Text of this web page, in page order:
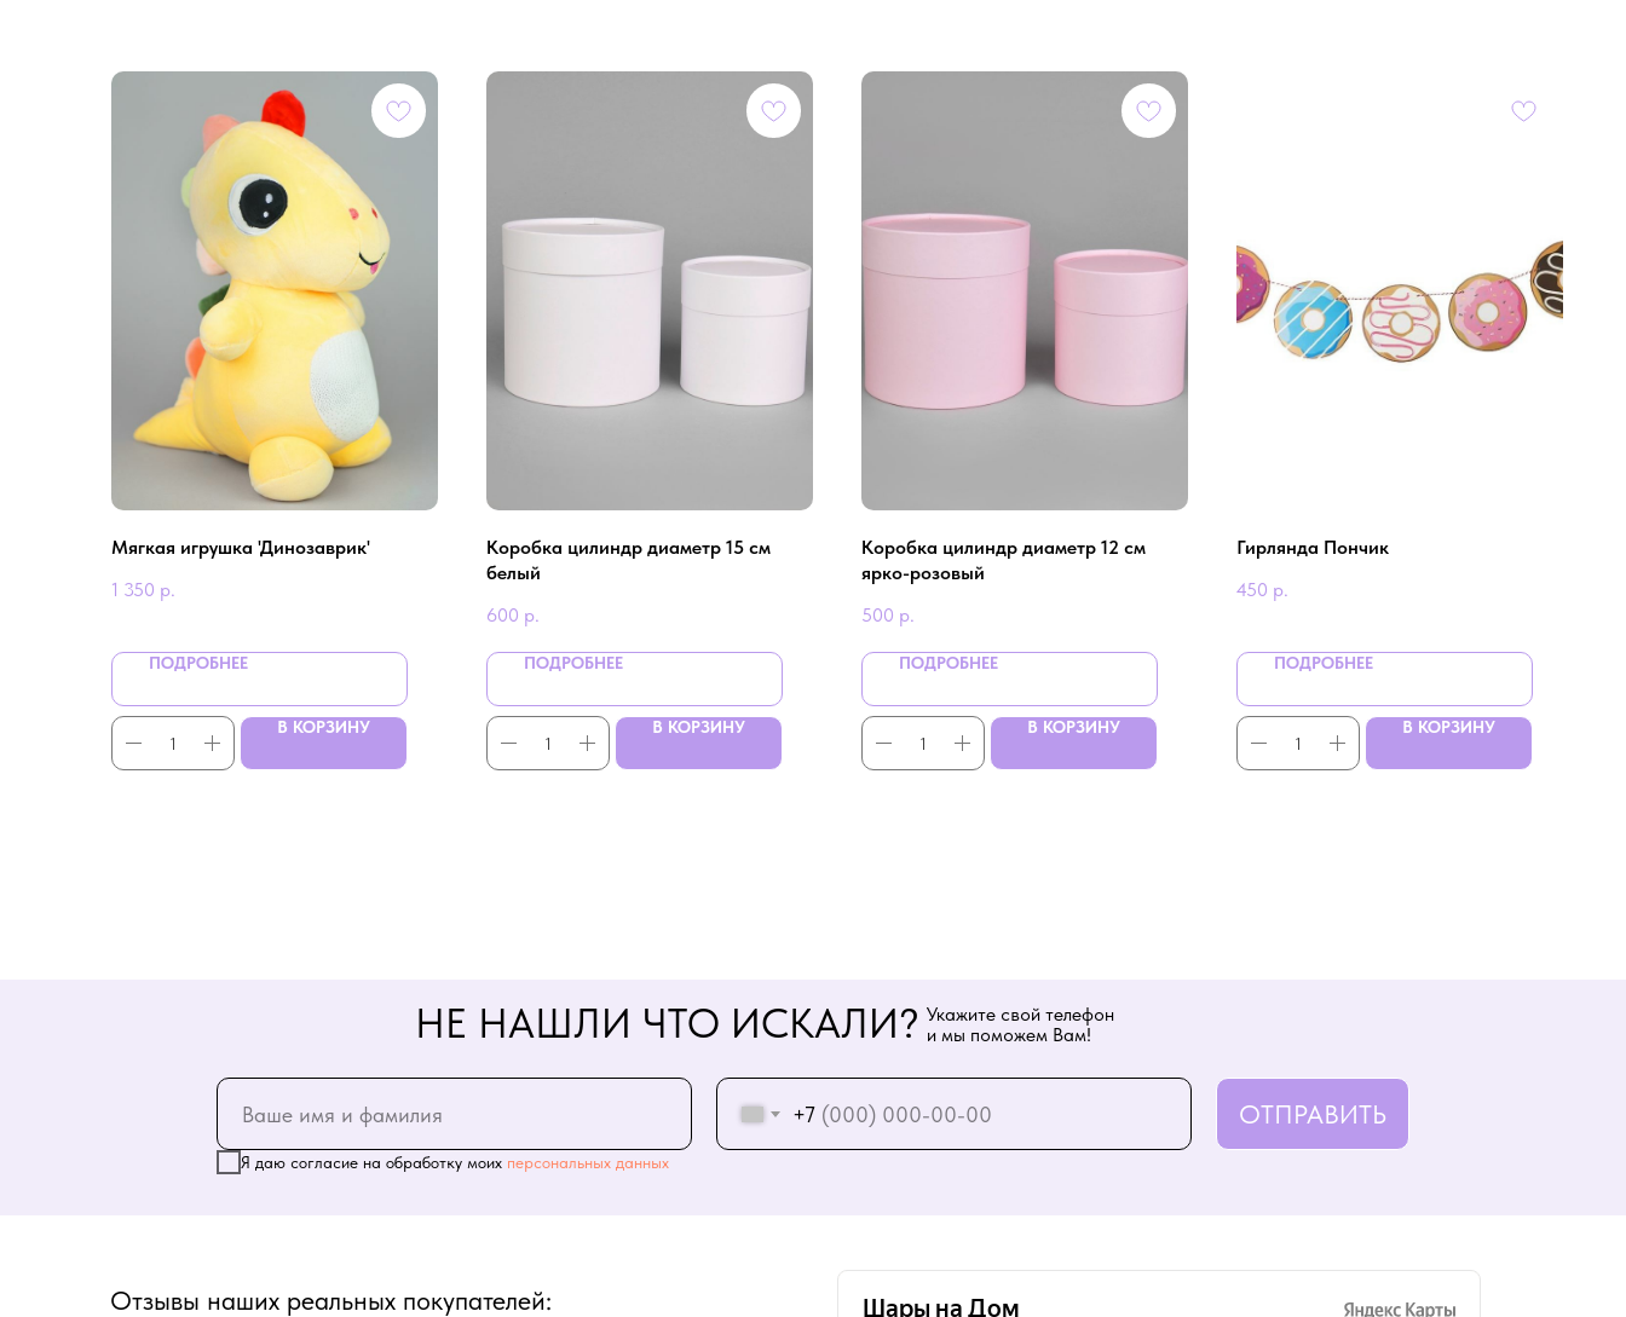
Мягкая игрушка 'Динозаврик'
1 350 р.
ПОДРОБНЕЕ
В КОРЗИНУ
Коробка цилиндр диаметр 15 см
белый
600 р.
ПОДРОБНЕЕ
В КОРЗИНУ
Коробка цилиндр диаметр 12 см
ярко-розовый
500 р.
ПОДРОБНЕЕ
В КОРЗИНУ
Гирлянда Пончик
450 р.
ПОДРОБНЕЕ
В КОРЗИНУ
+7
Я даю согласие на обработку моих персональных данных
ОТПРАВИТЬ
НЕ НАШЛИ ЧТО ИСКАЛИ? Укажите свой телефон
и мы поможем Вам!
Отзывы наших реальных покупателей: